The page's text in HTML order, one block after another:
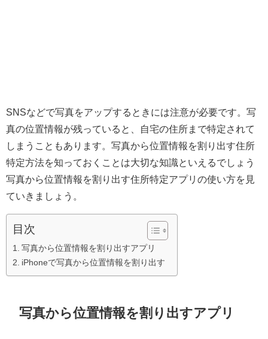
SNSなどで写真をアップするときには注意が必要です。写
真の位置情報が残っていると、自宅の住所まで特定されて
しまうこともあります。写真から位置情報を割り出す住所
特定方法を知っておくことは大切な知識といえるでしょう
写真から位置情報を割り出す住所特定アプリの使い方を見
ていきましょう。
目次
写真から位置情報を割り出すアプリ
iPhoneで写真から位置情報を割り出す
写真から位置情報を割り出すアプリ